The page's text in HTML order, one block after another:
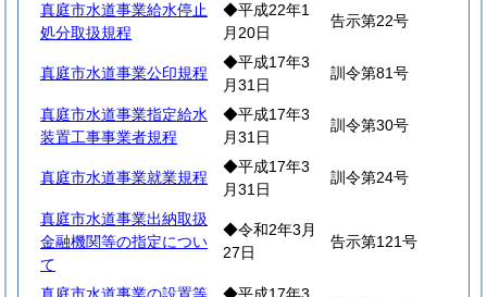
真庭市水道事業給水停止
処分取扱規程
◆平成22年1
月20日
告示第22号
真庭市水道事業公印規程
◆平成17年3
月31日
訓令第81号
真庭市水道事業指定給水
装置工事事業者規程
◆平成17年3
月31日
訓令第30号
真庭市水道事業就業規程
◆平成17年3
月31日
訓令第24号
真庭市水道事業出納取扱
金融機関等の指定につい
て
◆令和2年3月
27日
告示第121号